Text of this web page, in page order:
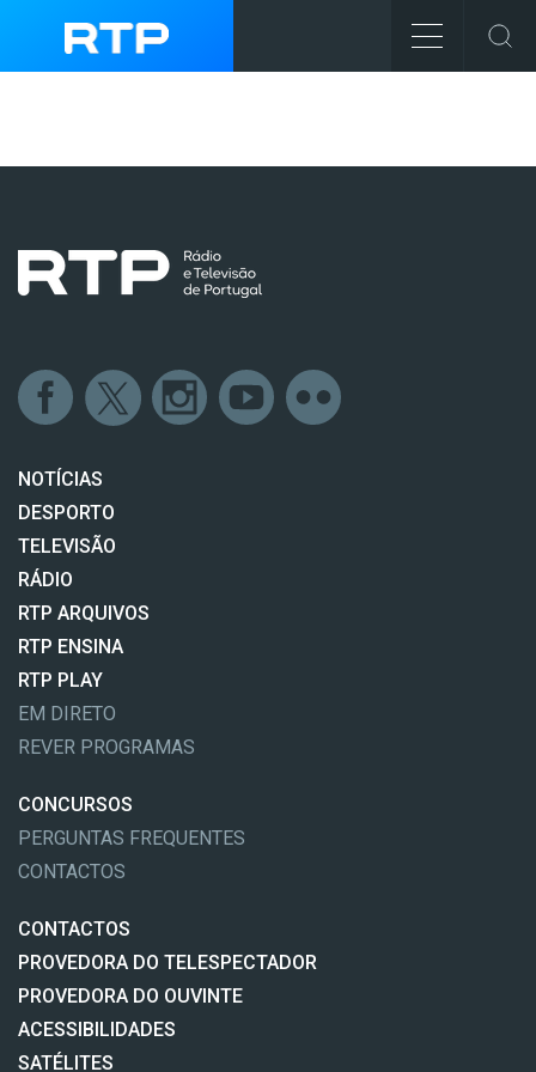
NOTÍCIAS
DESPORTO
TELEVISÃO
RÁDIO
RTP ARQUIVOS
RTP ENSINA
RTP PLAY
EM DIRETO
REVER PROGRAMAS
CONCURSOS
PERGUNTAS FREQUENTES
CONTACTOS
CONTACTOS
PROVEDORA DO TELESPECTADOR
PROVEDORA DO OUVINTE
ACESSIBILIDADES
SATÉLITES